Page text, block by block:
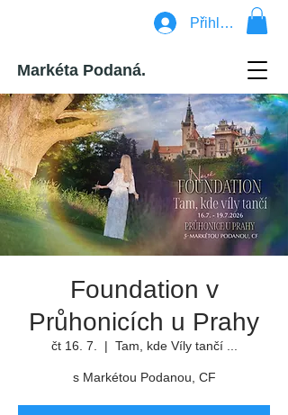
Přihlásit se
Markéta Podaná.
Foundation v
Průhonicích u Prahy
čt 16. 7.
  |
Tam, kde Víly tančí ...
s Markétou Podanou, CF